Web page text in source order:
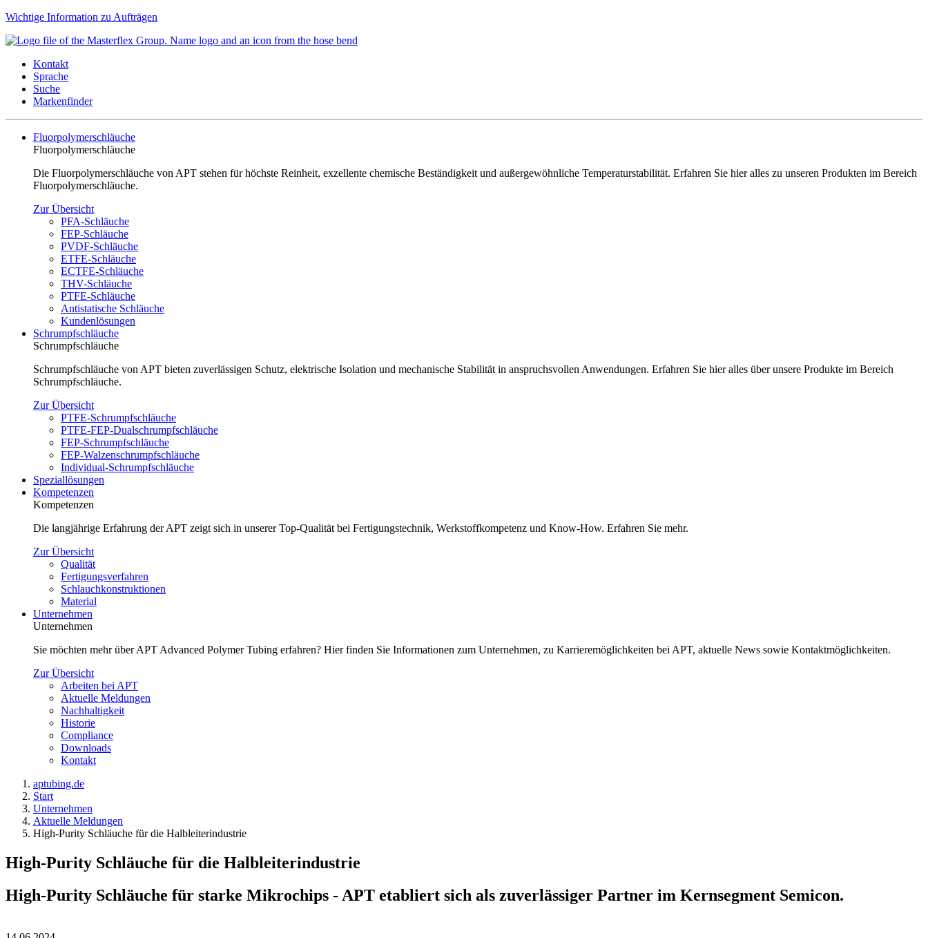
Wichtige Information zu Aufträgen
Kontakt
Sprache
Suche
Markenfinder
Fluorpolymerschläuche
Fluorpolymerschläuche
Die Fluorpolymerschläuche von APT stehen für höchste Reinheit, exzellente chemische Beständigkeit und außergewöhnliche Temperaturstabilität. Erfahren Sie hier alles zu unseren Produkten im Bereich
Fluorpolymerschläuche.
Zur Übersicht
PFA-Schläuche
FEP-Schläuche
PVDF-Schläuche
ETFE-Schläuche
ECTFE-Schläuche
THV-Schläuche
PTFE-Schläuche
Antistatische Schläuche
Kundenlösungen
Schrumpfschläuche
Schrumpfschläuche
Schrumpfschläuche von APT bieten zuverlässigen Schutz, elektrische Isolation und mechanische Stabilität in anspruchsvollen Anwendungen. Erfahren Sie hier alles über unsere Produkte im Bereich
Schrumpfschläuche.
Zur Übersicht
PTFE-Schrumpfschläuche
PTFE-FEP-Dualschrumpfschläuche
FEP-Schrumpfschläuche
FEP-Walzenschrumpfschläuche
Individual-Schrumpfschläuche
Speziallösungen
Kompetenzen
Kompetenzen
Die langjährige Erfahrung der APT zeigt sich in unserer Top-Qualität bei Fertigungstechnik, Werkstoffkompetenz und Know-How. Erfahren Sie mehr.
Zur Übersicht
Qualität
Fertigungsverfahren
Schlauchkonstruktionen
Material
Unternehmen
Unternehmen
Sie möchten mehr über APT Advanced Polymer Tubing erfahren? Hier finden Sie Informationen zum Unternehmen, zu Karrieremöglichkeiten bei APT, aktuelle News sowie Kontaktmöglichkeiten.
Zur Übersicht
Arbeiten bei APT
Aktuelle Meldungen
Nachhaltigkeit
Historie
Compliance
Downloads
Kontakt
aptubing.de
Start
Unternehmen
Aktuelle Meldungen
High-Purity Schläuche für die Halbleiterindustrie
High-Purity Schläuche für die Halbleiterindustrie
High-Purity Schläuche für starke Mikrochips - APT etabliert sich als zuverlässiger Partner im Kernsegment Semicon.